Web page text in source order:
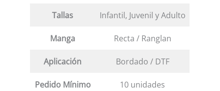
Tallas Infantil, Juvenil y Adulto
Manga Recta / Ranglan
Aplicación Bordado / DTF
Pedido Mínimo 10 unidades